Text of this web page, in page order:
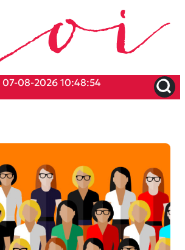
07-08-2026 10:48:54